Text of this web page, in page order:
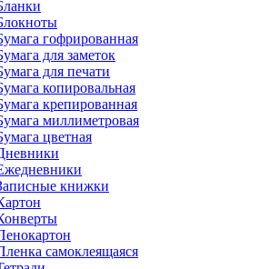
гофрированная
для заметок
для печати
копировальная
крепированная
миллиметровая
цветная
книжки
самоклеящаяся